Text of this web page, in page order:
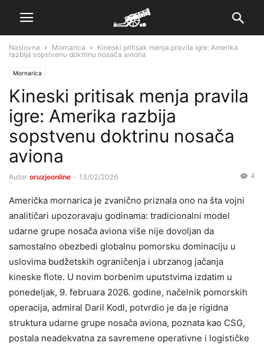
Naslovna Mornarica
Kineski pritisak menja pravila igre: Amerika
razbija sopstvenu doktrinu nosača aviona
Mornarica
Kineski pritisak menja pravila
igre: Amerika razbija
sopstvenu doktrinu nosača
aviona
Autor oruzjeonline - 13/02/2026 4
Američka mornarica je zvanično priznala ono na šta vojni
analitičari upozoravaju godinama: tradicionalni model
udarne grupe nosača aviona više nije dovoljan da
samostalno obezbedi globalnu pomorsku dominaciju u
uslovima budžetskih ograničenja i ubrzanog jačanja
kineske flote. U novim borbenim uputstvima izdatim u
ponedeljak, 9. februara 2026. godine, načelnik pomorskih
operacija, admiral Daril Kodl, potvrdio je da je rigidna
struktura udarne grupe nosača aviona, poznata kao CSG,
postala neadekvatna za savremene operativne i logističke